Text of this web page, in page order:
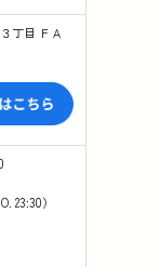
丁目 ＦＡ
23:30）